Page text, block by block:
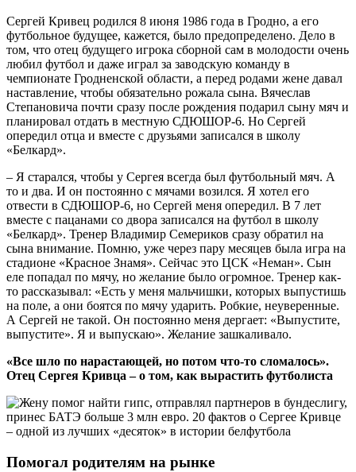
Сергей Кривец родился 8 июня 1986 года в Гродно, а его
футбольное будущее, кажется, было предопределено. Дело в
том, что отец будущего игрока сборной сам в молодости очень
любил футбол и даже играл за заводскую команду в
чемпионате Гродненской области, а перед родами жене давал
наставление, чтобы обязательно рожала сына. Вячеслав
Степановича почти сразу после рождения подарил сыну мяч и
планировал отдать в местную СДЮШОР-6. Но Сергей
опередил отца и вместе с друзьями записался в школу
«Белкард».
– Я старался, чтобы у Сергея всегда был футбольный мяч. А
то и два. И он постоянно с мячами возился. Я хотел его
отвести в СДЮШОР-6, но Сергей меня опередил. В 7 лет
вместе с пацанами со двора записался на футбол в школу
«Белкард». Тренер Владимир Семериков сразу обратил на
сына внимание. Помню, уже через пару месяцев была игра на
стадионе «Красное Знамя». Сейчас это ЦСК «Неман». Сын
еле попадал по мячу, но желание было огромное. Тренер как-
то рассказывал: «Есть у меня мальчишки, которых выпустишь
на поле, а они боятся по мячу ударить. Робкие, неуверенные.
А Сергей не такой. Он постоянно меня дергает: «Выпустите,
выпустите». Я и выпускаю». Желание зашкаливало.
«Все шло по нарастающей, но потом что-то сломалось».
Отец Сергея Кривца – о том, как вырастить футболиста
Помогал родителям на рынке